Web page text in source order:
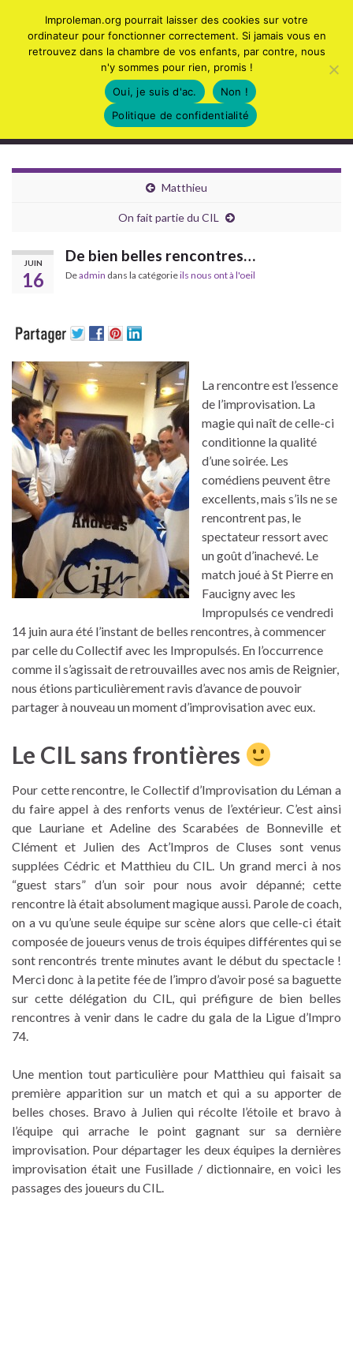
Search for:
Collectif d'Improvisation du Léman
Matthieu
On fait partie du CIL
JUIN
16
De bien belles rencontres…
Deadmin dans la catégorieils nous ont à l'oeil
La rencontre est l’essence
de l’improvisation. La
magie qui naît de celle-ci
conditionne la qualité
d’une soirée. Les
comédiens peuvent être
excellents, mais s’ils ne se
rencontrent pas, le
spectateur ressort avec
un goût d’inachevé. Le
match joué à St Pierre en
Faucigny avec les
Impropulsés ce vendredi
14 juin aura été l’instant de belles rencontres, à commencer
par celle du Collectif avec les Impropulsés. En l’occurrence
comme il s’agissait de retrouvailles avec nos amis de Reignier,
nous étions particulièrement ravis d’avance de pouvoir
partager à nouveau un moment d’improvisation avec eux.
Le CIL sans frontières
Pour cette rencontre, le Collectif d’Improvisation du Léman a
du faire appel à des renforts venus de l’extérieur. C’est ainsi
que Lauriane et Adeline des Scarabées de Bonneville et
Clément et Julien des Act’Impros de Cluses sont venus
supplées Cédric et Matthieu du CIL. Un grand merci à nos
“guest stars” d’un soir pour nous avoir dépanné; cette
rencontre là était absolument magique aussi. Parole de coach,
on a vu qu’une seule équipe sur scène alors que celle-ci était
composée de joueurs venus de trois équipes différentes qui se
sont rencontrés trente minutes avant le début du spectacle !
Merci donc à la petite fée de l’impro d’avoir posé sa baguette
sur cette délégation du CIL, qui préfigure de bien belles
rencontres à venir dans le cadre du gala de la Ligue d’Impro
74.
Une mention tout particulière pour Matthieu qui faisait sa
première apparition sur un match et qui a su apporter de
belles choses. Bravo à Julien qui récolte l’étoile et bravo à
l’équipe qui arrache le point gagnant sur sa dernière
improvisation. Pour départager les deux équipes la dernières
improvisation était une Fusillade / dictionnaire, en voici les
passages des joueurs du CIL.
Improleman.org pourrait laisser des cookies sur votre
ordinateur pour fonctionner correctement. Si jamais vous en
retrouvez dans la chambre de vos enfants, par contre, nous
n'y sommes pour rien, promis !
Oui, je suis d'ac.
Non !
Politique de confidentialité